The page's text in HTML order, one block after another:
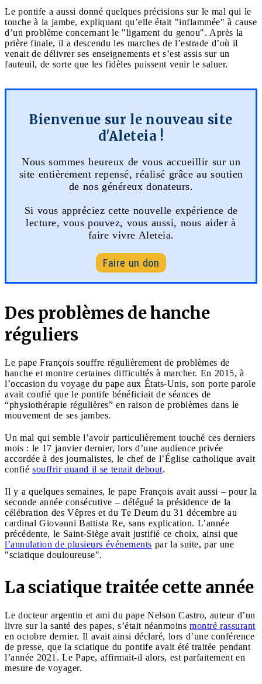
Le pontife a aussi donné quelques précisions sur le mal qui le
touche à la jambe, expliquant qu’elle était "inflammée" à cause
d’un problème concernant le "ligament du genou". Après la
prière finale, il a descendu les marches de l’estrade d’où il
venait de délivrer ses enseignements et s’est assis sur un
fauteuil, de sorte que les fidèles puissent venir le saluer.
Bienvenue sur le nouveau site
d'Aleteia !
Nous sommes heureux de vous accueillir sur un
site entièrement repensé, réalisé grâce au soutien
de nos généreux donateurs.
Si vous appréciez cette nouvelle expérience de
lecture, vous pouvez, vous aussi, nous aider à
faire vivre Aleteia.
Faire un don
Des problèmes de hanche
réguliers
Le pape François souffre régulièrement de problèmes de
hanche et montre certaines difficultés à marcher. En 2015, à
l’occasion du voyage du pape aux États-Unis, son porte parole
avait confié que le pontife bénéficiait de séances de
“physiothérapie régulières” en raison de problèmes dans le
mouvement de ses jambes.
Un mal qui semble l’avoir particulièrement touché ces derniers
mois : le 17 janvier dernier, lors d’une audience privée
accordée à des journalistes, le chef de l’Église catholique avait
confié souffrir quand il se tenait debout.
Il y a quelques semaines, le pape François avait aussi – pour la
seconde année consécutive – délégué la présidence de la
célébration des Vêpres et du Te Deum du 31 décembre au
cardinal Giovanni Battista Re, sans explication. L’année
précédente, le Saint-Siège avait justifié ce choix, ainsi que
l’annulation de plusieurs événements par la suite, par une
"sciatique douloureuse".
La sciatique traitée cette année
Le docteur argentin et ami du pape Nelson Castro, auteur d’un
livre sur la santé des papes, s’était néanmoins montré rassurant
en octobre dernier. Il avait ainsi déclaré, lors d’une conférence
de presse, que la sciatique du pontife avait été traitée pendant
l’année 2021. Le Pape, affirmait-il alors, est parfaitement en
mesure de voyager.